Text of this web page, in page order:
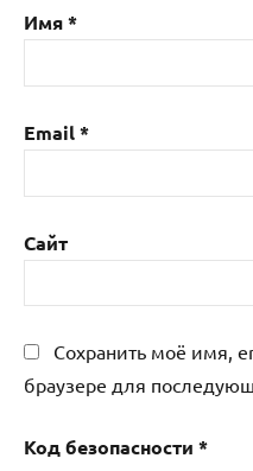
Имя*
Email*
Сайт
Сохранить моё имя,
браузере для
Код безопасности *